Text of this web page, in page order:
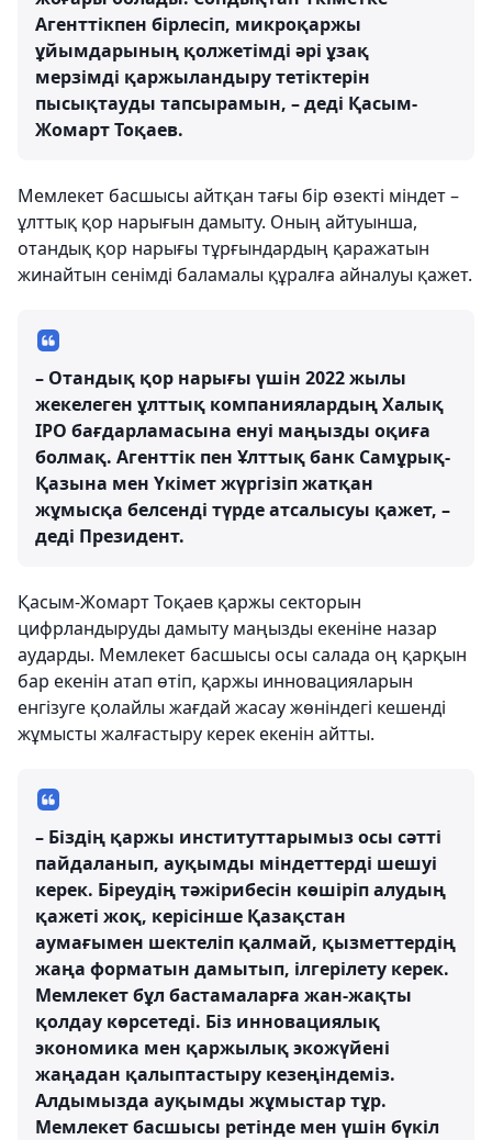
Агенттікпен бірлесіп, микроқаржы
ұйымдарының қолжетімді әрі ұзақ
мерзімді қаржыландыру тетіктерін
пысықтауды тапсырамын, – деді Қасым-
Жомарт Тоқаев.
Мемлекет басшысы айтқан тағы бір өзекті міндет –
ұлттық қор нарығын дамыту. Оның айтуынша,
отандық қор нарығы тұрғындардың қаражатын
жинайтын сенімді баламалы құралға айналуы қажет.
– Отандық қор нарығы үшін 2022 жылы
жекелеген ұлттық компаниялардың Халық
IPO бағдарламасына енуі маңызды оқиға
болмақ. Агенттік пен Ұлттық банк Самұрық-
Қазына мен Үкімет жүргізіп жатқан
жұмысқа белсенді түрде атсалысуы қажет, –
деді Президент.
Қасым-Жомарт Тоқаев қаржы секторын
цифрландыруды дамыту маңызды екеніне назар
аударды. Мемлекет басшысы осы салада оң қарқын
бар екенін атап өтіп, қаржы инновацияларын
енгізуге қолайлы жағдай жасау жөніндегі кешенді
жұмысты жалғастыру керек екенін айтты.
– Біздің қаржы институттарымыз осы сәтті
пайдаланып, ауқымды міндеттерді шешуі
керек. Біреудің тәжірибесін көшіріп алудың
қажеті жоқ, керісінше Қазақстан
аумағымен шектеліп қалмай, қызметтердің
жаңа форматын дамытып, ілгерілету керек.
Мемлекет бұл бастамаларға жан-жақты
қолдау көрсетеді. Біз инновациялық
экономика мен қаржылық экожүйені
жаңадан қалыптастыру кезеңіндеміз.
Алдымызда ауқымды жұмыстар тұр.
Мемлекет басшысы ретінде мен үшін бүкіл